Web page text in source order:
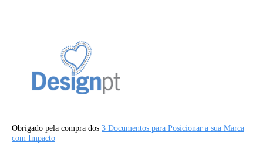
Obrigado pela compra dos 3 Documentos para Posicionar a sua Marca
com Impacto